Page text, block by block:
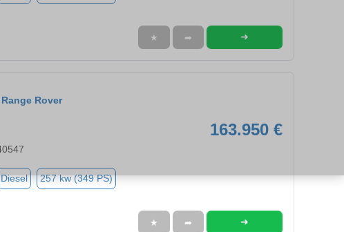
★ ➦ ➜
Rover
163.950 €
Diesel 257 kw (349 PS)
★ ➦ ➜